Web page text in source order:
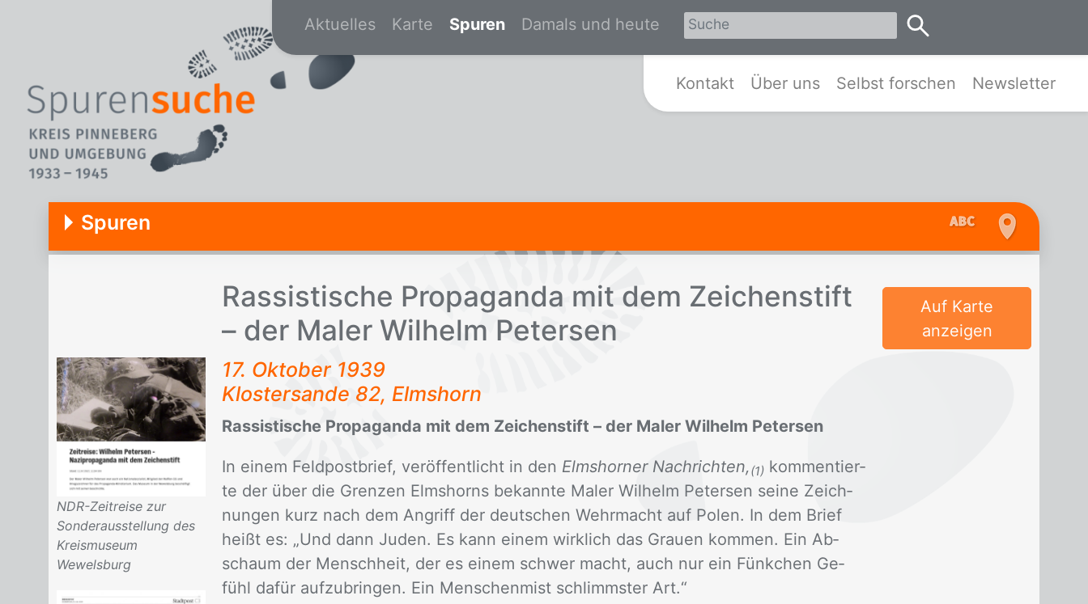
Zur Startseite von Spurensuche Kreis Pinneberg und Umgebung
Aktuelles Karte Spuren Damals und heute
Kontakt Über uns Selbst forschen Newsletter
Spuren
Ras­sis­ti­sche Pro­pa­gan­da mit dem Zei­chen­stift
– der Ma­ler Wil­helm Pe­ter­sen
Auf Karte
anzeigen
NDR-Zeitreise zur
Sonderausstellung des
Kreismuseum
Wewelsburg
17. Ok­to­ber 1939
Klos­ter­san­de 82, Elms­horn
Rassistische Propaganda mit dem Zeichenstift – der Maler Wilhelm Petersen
In ei­nem Feld­post­brief, ver­öf­fent­licht in den Elmshorner Nachrichten,(1) kom­men­tier­
te der über die Gren­zen Elms­horns be­kann­te Ma­ler Wil­helm Pe­ter­sen sei­ne Zeich­
nun­gen kurz nach dem An­griff der deut­schen Wehr­macht auf Po­len. In dem Brief
heißt es: „Und dann Ju­den. Es kann ei­nem wirk­lich das Grau­en kom­men. Ein Ab­
schaum der Mensch­heit, der es ei­nem schwer macht, auch nur ein Fünk­chen Ge­
fühl da­für auf­zu­brin­gen. Ein Men­schen­mist schlimms­ter Art.“